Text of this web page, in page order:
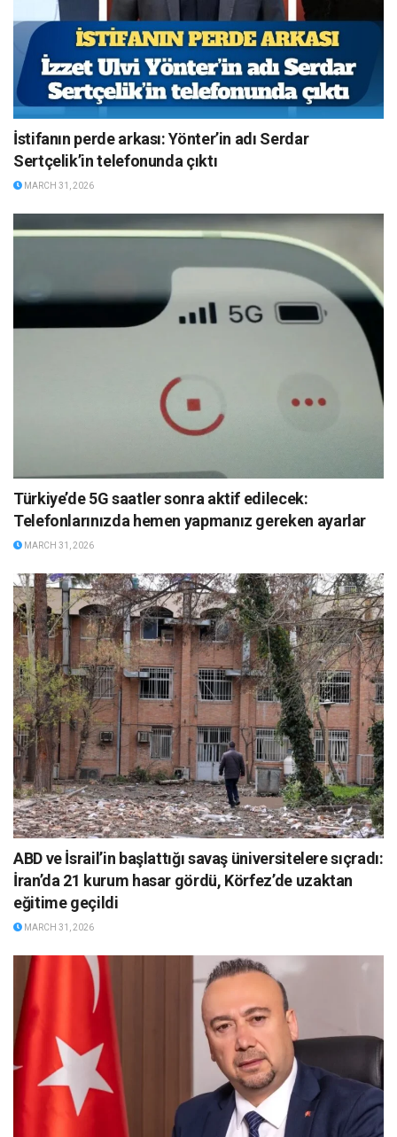
İstifanın perde arkası: Yönter’in adı Serdar
Sertçelik’in telefonunda çıktı
MARCH 31, 2026
Türkiye’de 5G saatler sonra aktif edilecek:
Telefonlarınızda hemen yapmanız gereken ayarlar
MARCH 31, 2026
ABD ve İsrail’in başlattığı savaş üniversitelere sıçradı:
İran’da 21 kurum hasar gördü, Körfez’de uzaktan
eğitime geçildi
MARCH 31, 2026